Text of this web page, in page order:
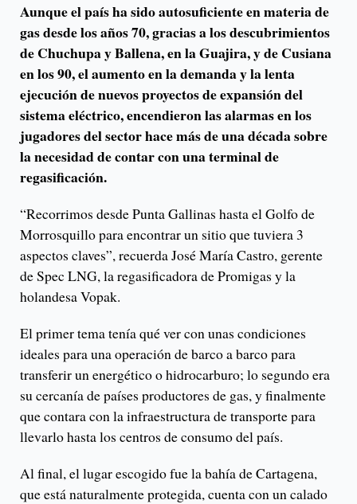
Aunque el país ha sido autosuficiente en materia de
gas desde los años 70, gracias a los descubrimientos
de Chuchupa y Ballena, en la Guajira, y de Cusiana
en los 90, el aumento en la demanda y la lenta
ejecución de nuevos proyectos de expansión del
sistema eléctrico, encendieron las alarmas en los
jugadores del sector hace más de una década sobre
la necesidad de contar con una terminal de
regasificación.
“Recorrimos desde Punta Gallinas hasta el Golfo de
Morrosquillo para encontrar un sitio que tuviera 3
aspectos claves”, recuerda José María Castro, gerente
de Spec LNG, la regasificadora de Promigas y la
holandesa Vopak.
El primer tema tenía qué ver con unas condiciones
ideales para una operación de barco a barco para
transferir un energético o hidrocarburo; lo segundo era
su cercanía de países productores de gas, y finalmente
que contara con la infraestructura de transporte para
llevarlo hasta los centros de consumo del país.
Al final, el lugar escogido fue la bahía de Cartagena,
que está naturalmente protegida, cuenta con un calado